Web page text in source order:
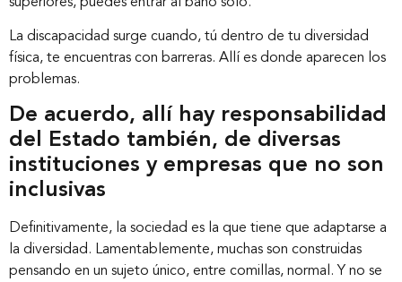
La discapacidad surge cuando, tú dentro de tu diversidad
física, te encuentras con barreras. Allí es donde aparecen los
problemas.
De acuerdo, allí hay responsabilidad
del Estado también, de diversas
instituciones y empresas que no son
inclusivas
Definitivamente, la sociedad es la que tiene que adaptarse a
la diversidad. Lamentablemente, muchas son construidas
pensando en un sujeto único, entre comillas, normal. Y no se